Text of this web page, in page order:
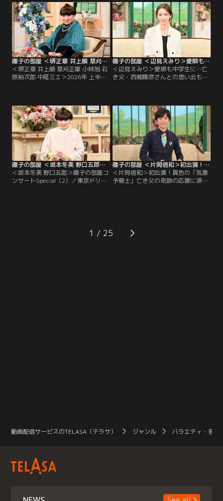
きになったことで、鳥の写真を撮ろ
うとカメラを始め、その写真を発表
するためにSNSも。そして様々な鳥
を観察するため、登山を始めるな
ど、人生が豊かになったと語る。ま
た、昨年は「終活」を始め…。
の落語に衝撃を受け、在学中の4年
間、毎月独演会に通った。卒業後、
弟子入りをしたが、その修行時代は
過酷。
徹子の部屋 ＜堺正章 井上順 草刈正雄 小林旭 石原裕次郎 中尾ミエ＞2026年 上半期傑作選（3）（2026/07/29放送分）
＜堺正章 井上順 草刈正雄 小林旭 石
原裕次郎 中尾ミエ＞2026年 上半期
名コンビ！60年来の友人、堺正章さ
んと井上順さんの出会いは10代。初
対面では…！？草刈正雄さんは、顔
も知らなかったアメリカ人のお父様
の消息を求めて渡米したお話を。
徹子の部屋 ＜辺見えみり＞愛娘も中学生に…亡き父・西郷輝彦さんとの思い出も（2026/07/28放送分）
＜辺見えみり＞愛娘も中学生に…亡
き父・西郷輝彦さんとの思い出も／
記をプレゼントされ、それは今でも
大切に持っているという。 そんな娘
も今年中学に進み、母親思いの子に
育っているらしい。 一方、えみりさ
んが4歳の時に両親が離婚…。
徹子の部屋 ＜坂本冬美 野口五郎＞徹子の部屋コンサートSpecial（2）（2026/07/27放送分）
＜坂本冬美 野口五郎＞徹子の部屋コ
ンサートSpecial（2）／東京ドリー
桜お七」を意外なエピソードを交え
て熱唱！？野口五郎さんはアカペラ
徹子の部屋 ＜片岡信和＞初出演！異色の「気象予報士」亡き父の奇跡の応援に涙（2026/07/24放送分）
＜片岡信和＞初出演！異色の「気象
予報士」亡き父の奇跡の応援に涙／
がきっかけだったが…大学3年の
時、俳優として芸能界入りした片岡
1
動画配信サービスのTELASA（テラサ） ジャンル バラエティ・音楽